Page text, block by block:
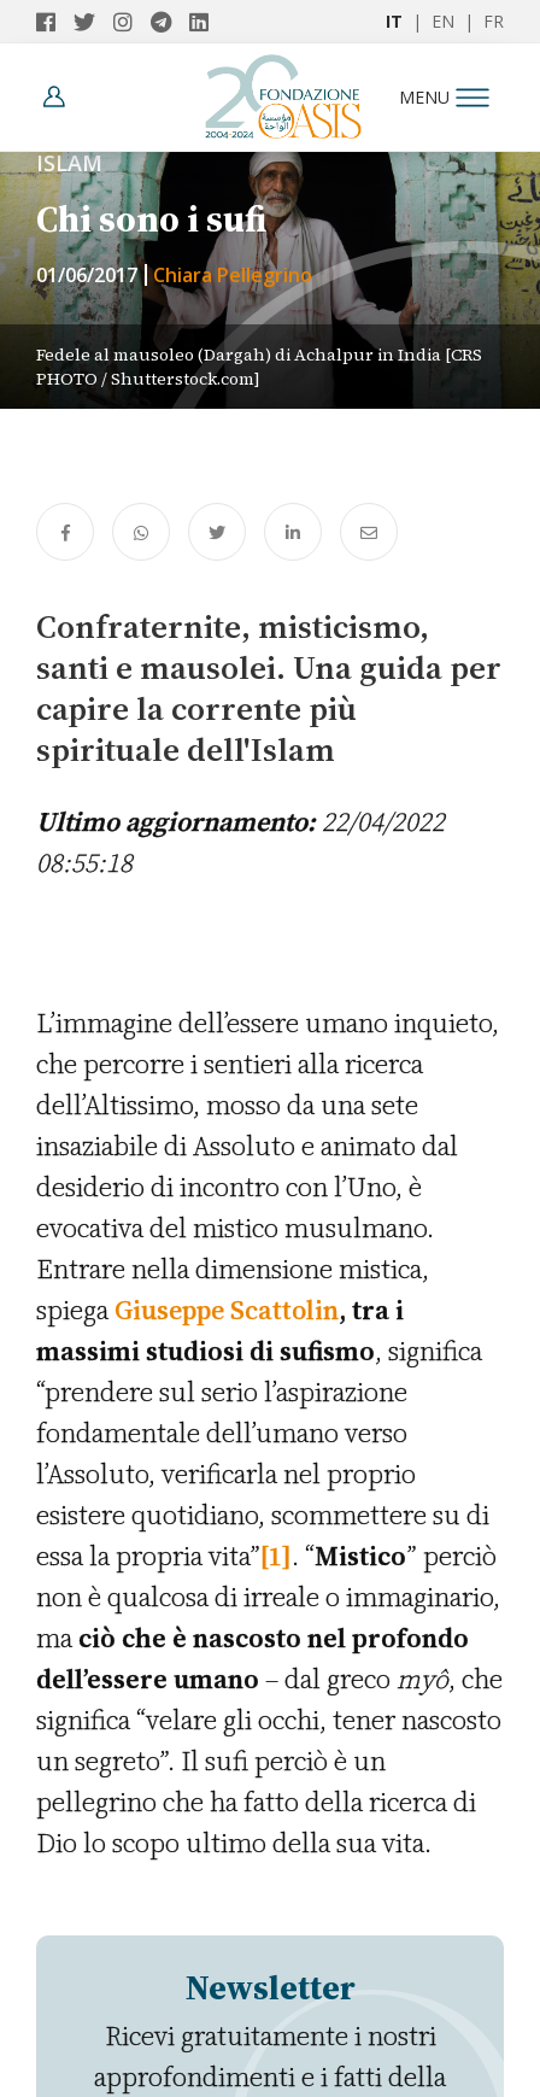
IT | EN | FR
MENU
ISLAM
Chi sono i sufi
01/06/2017 Chiara Pellegrino
Fedele al mausoleo (Dargah) di Achalpur in India [CRS
PHOTO / Shutterstock.com]
Confraternite, misticismo,
santi e mausolei. Una guida per
capire la corrente più
spirituale dell'Islam
Ultimo aggiornamento:22/04/2022
08:55:18
L’immagine dell’essere umano inquieto,
che percorre i sentieri alla ricerca
dell’Altissimo, mosso da una sete
insaziabile di Assoluto e animato dal
desiderio di incontro con l’Uno, è
evocativa del mistico musulmano.
Entrare nella dimensione mistica,
spiegaGiuseppe Scattolin, tra i
massimi studiosi di sufismo, significa
“prendere sul serio l’aspirazione
fondamentale dell’umano verso
l’Assoluto, verificarla nel proprio
esistere quotidiano, scommettere su di
essa la propria vita”[1]. “Mistico” perciò
non è qualcosa di irreale o immaginario,
maciò che è nascosto nel profondo
dell’essere umano – dal grecomyô, che
significa “velare gli occhi, tener nascosto
un segreto”. Il sufi perciò è un
pellegrino che ha fatto della ricerca di
Dio lo scopo ultimo della sua vita.
Newsletter
Ricevi gratuitamente i nostri
approfondimenti e i fatti della